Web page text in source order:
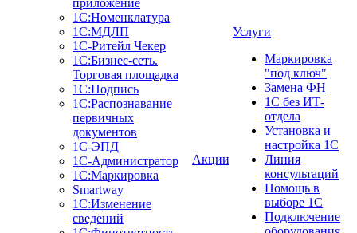
приложение
1С:Номенклатура
1С:МДЛП
1C-Ритейл Чекер
1C:Бизнес-сеть.
Торговая площадка
1С:Подпись
1С:Распознавание
первичных
документов
1С-ЭПД
1С-Администратор
1С:Маркировка
Smartway
1С:Изменение
сведений
Акции
Услуги
Маркировка
"под ключ"
Замена ФН
1С без ИТ-
отдела
Установка и
настройка 1С
Линия
консультаций
Помощь в
выборе 1С
Подключение